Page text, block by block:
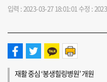
입력 : 2023-03-27 18:01:01 수정 :
재활 중심 ‘봉생힐링병원’ 개원